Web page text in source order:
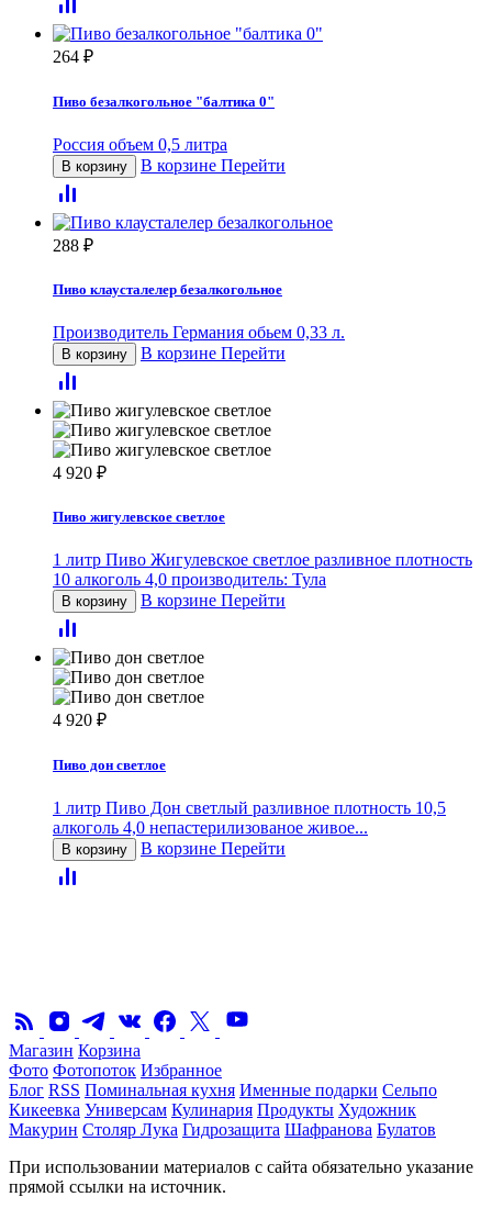
264 ₽
Пиво безалкогольное "балтика 0"
Россия объем 0,5 литра
В корзину В корзине Перейти
288 ₽
Пиво клаусталелер безалкогольное
Производитель Германия обьем 0,33 л.
В корзину В корзине Перейти
4 920 ₽
Пиво жигулевское светлое
1 литр Пиво Жигулевское светлое разливное плотность
10 алкоголь 4,0 производитель: Тула
В корзину В корзине Перейти
4 920 ₽
Пиво дон светлое
1 литр Пиво Дон светлый разливное плотность 10,5
алкоголь 4,0 непастерилизованое живое...
В корзину В корзине Перейти
Магазин Корзина
Фото Фотопоток Избранное
Блог RSS Поминальная кухня Именные подарки Сельпо
Кикеевка Универсам Кулинария Продукты Художник
Макурин Столяр Лука Гидрозащита Шафранова Булатов
При использовании материалов с сайта обязательно указание
прямой ссылки на источник.